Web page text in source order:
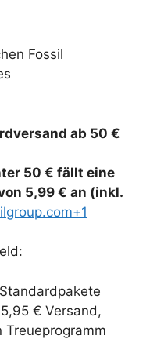
Fossil
ab 50 €
50 € fällt eine
5,99 € an (inkl.
€ Versand,